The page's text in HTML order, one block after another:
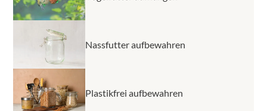
Nassfutter aufbewahren
Plastikfrei aufbewahren